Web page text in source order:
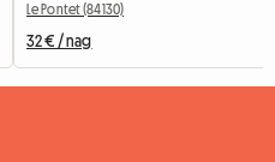
Le Pontet (84130)
32 € / nag